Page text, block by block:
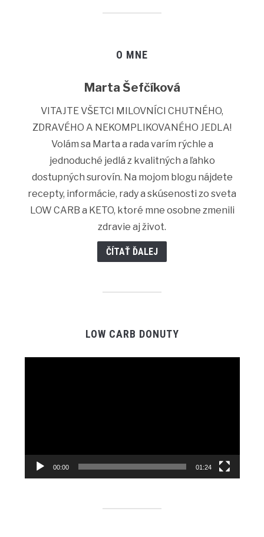
O MNE
Marta Šefčíková
VITAJTE VŠETCI MILOVNÍCI CHUTNÉHO,
ZDRAVÉHO A NEKOMPLIKOVANÉHO JEDLA!
Volám sa Marta a rada varím rýchle a
jednoduché jedlá z kvalitných a ľahko
dostupných surovín. Na mojom blogu nájdete
recepty, informácie, rady a skúsenosti zo sveta
LOW CARB a KETO, ktoré mne osobne zmenili
zdravie aj život.
ČÍTAŤ ĎALEJ
LOW CARB DONUTY
00:00 01:24